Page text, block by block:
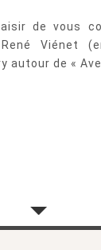
de vous
Viénet
autour de «